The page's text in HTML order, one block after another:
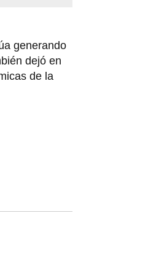
generando
dejó en
de la